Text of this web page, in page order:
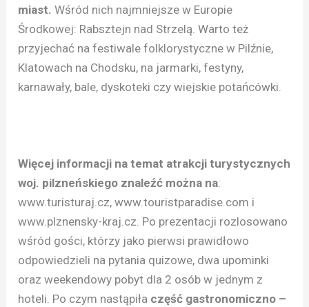
miast. Wśród nich najmniejsze w Europie
Środkowej: Rabsztejn nad Strzelą. Warto też
przyjechać na festiwale folklorystyczne w Pilźnie,
Klatowach na Chodsku, na jarmarki, festyny,
karnawały, bale, dyskoteki czy wiejskie potańcówki.
Więcej informacji na temat atrakcji turystycznych
woj. pilzneńskiego znaleźć można na:
www.turisturaj.cz, www.touristparadise.com i
www.plznensky-kraj.cz. Po prezentacji rozlosowano
wśród gości, którzy jako pierwsi prawidłowo
odpowiedzieli na pytania quizowe, dwa upominki
oraz weekendowy pobyt dla 2 osób w jednym z
hoteli. Po czym nastąpiła część gastronomiczno –